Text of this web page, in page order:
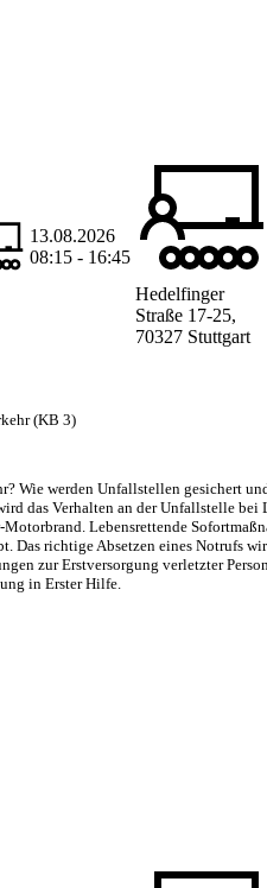
13.08.2026
08:15 - 16:45
Hedelfinger
Straße 17-25,
70327 Stuttgart
(KB 3)
Wie werden Unfallstellen gesichert
das Verhalten an der Unfallstelle bei
Lebensrettende
Das richtige Absetzen eines Notrufs
zur Erstversorgung verletzter
in Erster Hilfe.